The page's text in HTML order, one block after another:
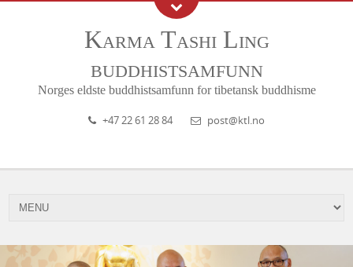
Karma Tashi Ling
buddhistsamfunn
Norges eldste buddhistsamfunn for tibetansk buddhisme
+47 22 61 28 84 post@ktl.no